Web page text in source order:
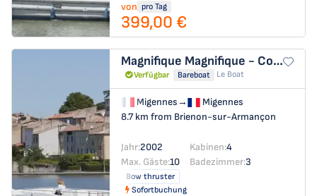
von pro Tag
399,00 €
Magnifique Magnifique - Comfort 27
Verfügbar Bareboat Le Boat
Migennes→
Migennes
8.7 km from Brienon-sur-Armançon
Jahr:2002 Kabinen:4
Max. Gäste:10 Badezimmer:3
Bow thruster
Sofortbuchung